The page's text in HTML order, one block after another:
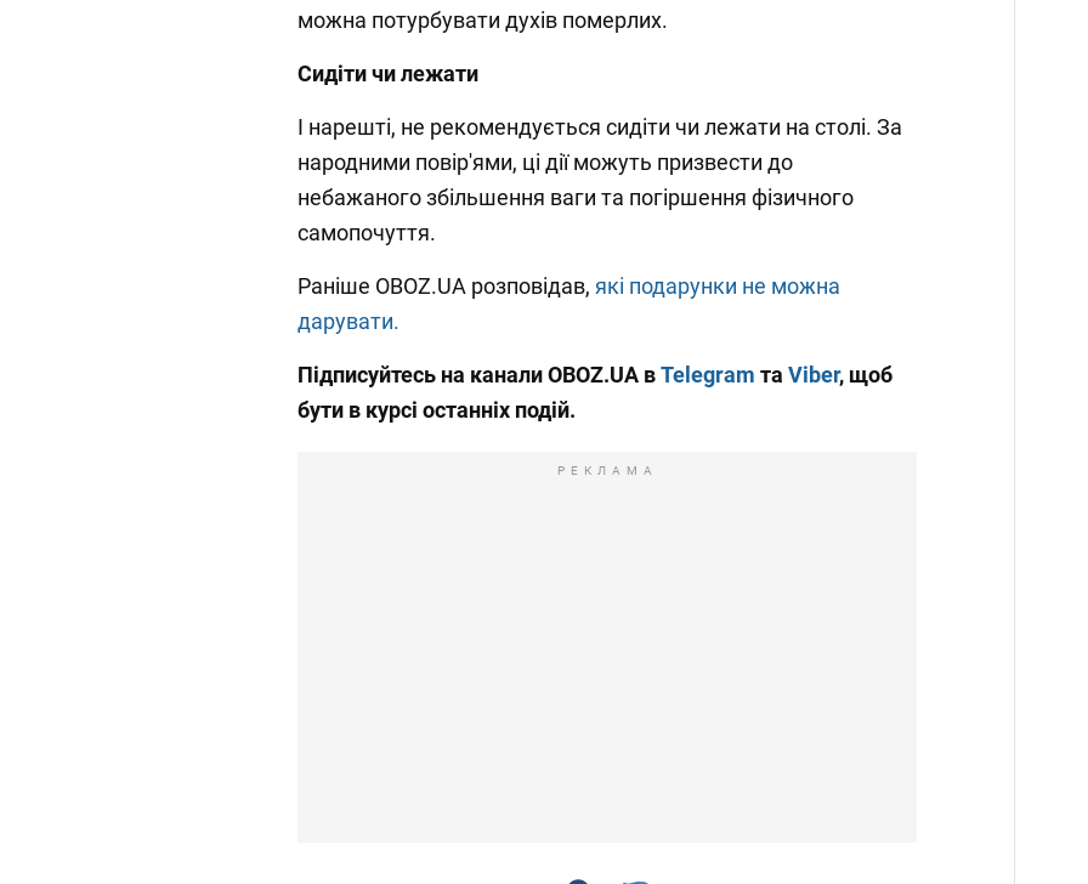
можна потурбувати духів померлих.
Сидіти чи лежати
І нарешті, не рекомендується сидіти чи лежати на столі. За
народними повір'ями, ці дії можуть призвести до
небажаного збільшення ваги та погіршення фізичного
самопочуття.
Раніше OBOZ.UA розповідав, які подарунки не можна
дарувати.
Підписуйтесь на канали OBOZ.UA вTelegram та Viber, щоб
бути в курсі останніх подій.
РЕКЛАМА